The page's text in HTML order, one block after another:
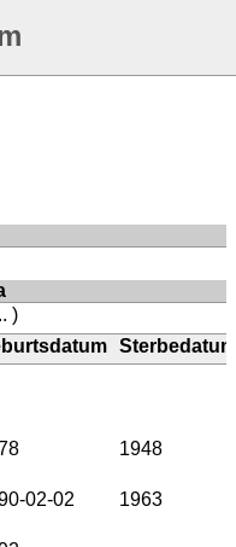
)
Sterbedatum
1948
02-02 1963